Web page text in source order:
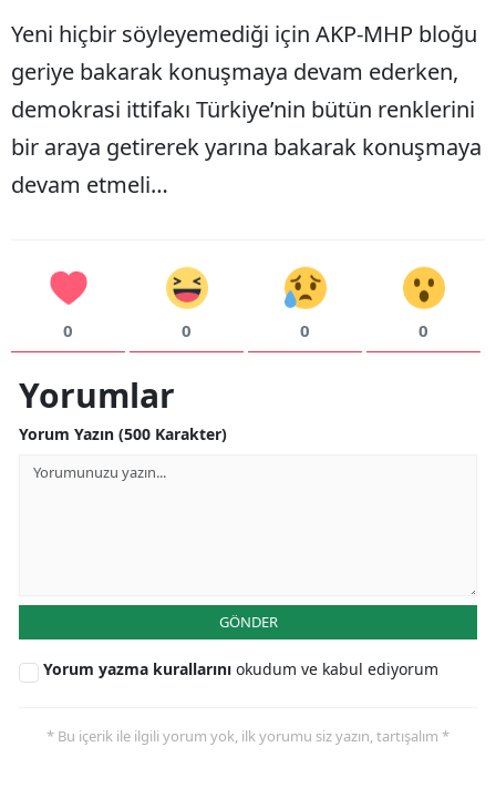
Yeni hiçbir söyleyemediği için AKP-MHP bloğu
geriye bakarak konuşmaya devam ederken,
demokrasi ittifakı Türkiye’nin bütün renklerini
bir araya getirerek yarına bakarak konuşmaya
devam etmeli…
0 0 0 0
Yorumlar
Yorum Yazın (500 Karakter)
GÖNDER
Yorum yazma kurallarını okudum ve kabul ediyorum
* Bu içerik ile ilgili yorum yok, ilk yorumu siz yazın, tartışalım *